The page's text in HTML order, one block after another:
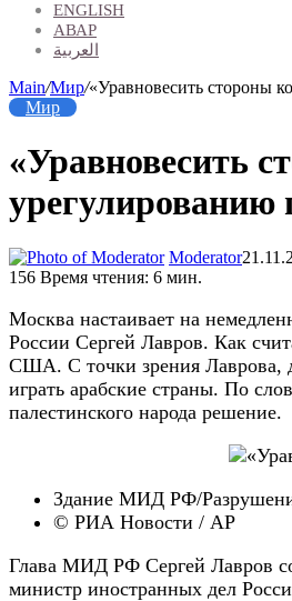
ENGLISH
АВАР
العربية
Main/Мир/«Уравновесить стороны
Мир
«Уравновесить
урегулированию
Moderator
156 Время чтения: 6 мин.
Москва настаивает на
России Сергей Лавров. Как
США. С точки зрения Лаврова,
играть арабские страны. По
палестинского народа решение.
Здание МИД РФ/
© РИА Новости / AP
Глава МИД РФ Сергей Лавров
министр иностранных дел